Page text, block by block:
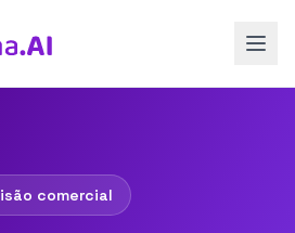
comercial